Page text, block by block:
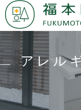
アレル